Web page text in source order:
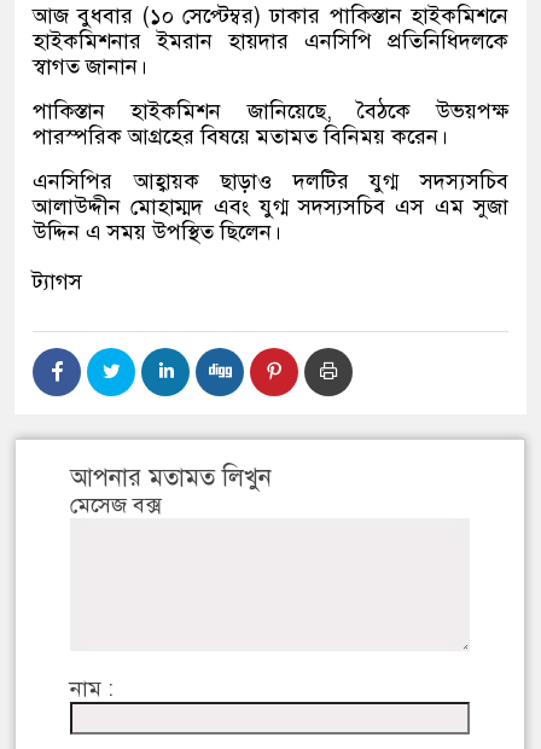
আজ বুধবার (১০ সে‌প্টেম্বর) ঢাকার পাকিস্তান হাইকমিশনে
হাইকমিশনার ইমরান হায়দার এনসিপি প্রতিনিধিদলকে
স্বাগত জানান।
পাকিস্তান হাইকমিশন জা‌নি‌য়ে‌ছে, বৈঠকে উভয়পক্ষ
পারস্পরিক আগ্রহের বিষয়ে মতামত বিনিময় করেন।
এনসিপির আহ্বায়ক ছাড়াও দলটির যুগ্ম সদস্যসচিব
আলাউদ্দীন মোহাম্মদ এবং যুগ্ম সদস‌্যস‌চিব এস এম সুজা
উদ্দিন এ সময় উপ‌স্থিত ছি‌লেন।
ট্যাগস
আপনার মতামত লিখুন
মেসেজ বক্স
নাম :